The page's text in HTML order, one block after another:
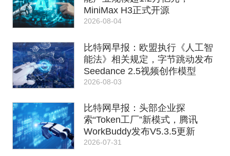
MiniMax H3正式开源
2026-08-04
比特网早报：欧盟执行《人工智
能法》相关规定，字节跳动发布
Seedance 2.5视频创作模型
2026-08-03
比特网早报：头部企业探
索“Token工厂”新模式，腾讯
WorkBuddy发布V5.3.5更新
2026-07-31